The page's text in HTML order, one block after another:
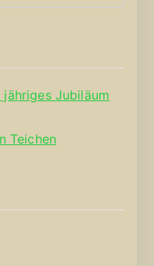
Jubiläum
Teichen